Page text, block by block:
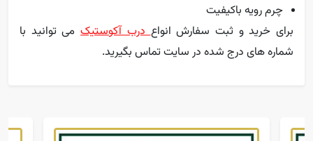
چرم رویه باکیفیت
برای خرید و ثبت سفارش انواعدرب آکوستیکمی توانید با
شماره های درج شده در سایت تماس بگیرید.